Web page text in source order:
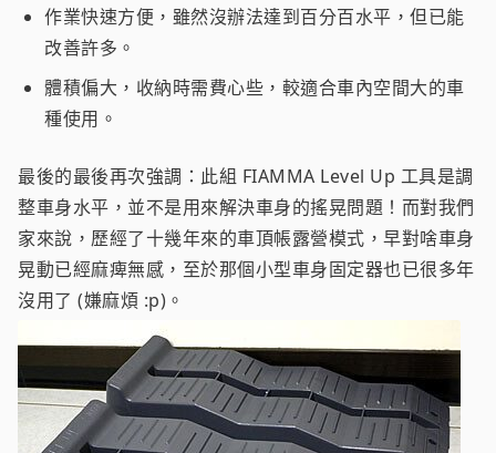
作業快速方便，雖然沒辦法達到百分百水平，但已能
改善許多。
體積偏大，收納時需費心些，較適合車內空間大的車
種使用。
最後的最後再次強調：此組 FIAMMA Level Up 工具是調
整車身水平，並不是用來解決車身的搖晃問題！而對我們
家來說，歷經了十幾年來的車頂帳露營模式，早對啥車身
晃動已經麻痺無感，至於那個小型車身固定器也已很多年
沒用了 (嫌麻煩 :p)。